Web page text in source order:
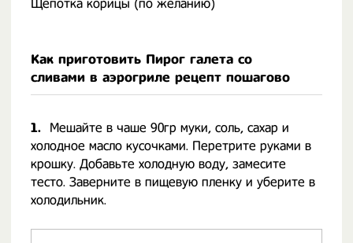
Щепотка корицы (по желанию)
Как приготовить Пирог галета со
сливами в аэрогриле рецепт пошагово
1.
Мешайте в чаше 90гр муки, соль, сахар и
холодное масло кусочками. Перетрите руками в
крошку. Добавьте холодную воду, замесите
тесто. Заверните в пищевую пленку и уберите в
холодильник. ⠀